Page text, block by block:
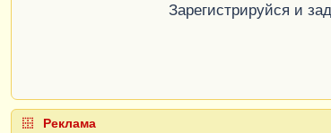
Зарегистрируйся и
Реклама